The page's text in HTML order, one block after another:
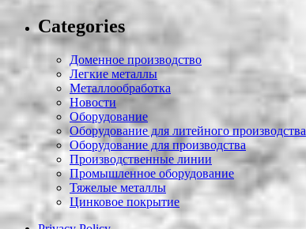
Categories
Доменное производство
Легкие металлы
Металлообработка
Новости
Оборудование
Оборудование для литейного производства
Оборудование для производства
Производственные линии
Промышленное оборудование
Тяжелые металлы
Цинковое покрытие